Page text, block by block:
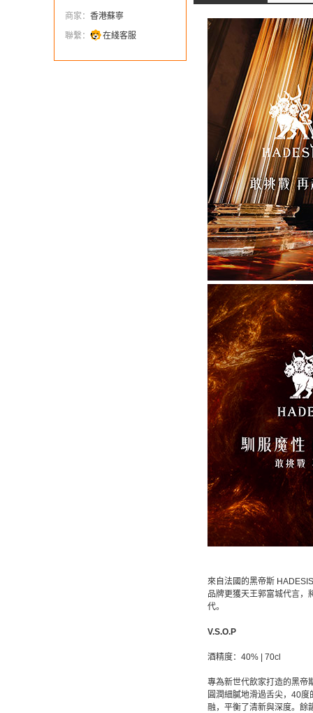
商家： 香港蘇寧
聯繫：
在綫客服
來自法國的黑帝斯
品牌更獲天王郭富城代言，
代。
V.S.O.P
酒精度：40% | 70cl
專為新世代飲家打造的黑帝
圓潤細膩地滑過舌尖，40
融，平衡了清新與深度。餘